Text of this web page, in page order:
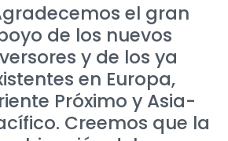
el gran
de los nuevos
y de los ya
en Europa,
Próximo y Asia-
Creemos que la